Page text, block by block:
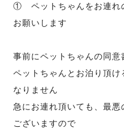
① ペットちゃんをお連れ
お願いします
事前にペットちゃんの同意
ペットちゃんとお泊り頂
なりません
急にお連れ頂いても、最
ございますので